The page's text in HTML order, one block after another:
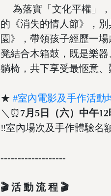
為落實「文化平權」，
的《消失的情人節》，
園》，帶領孩子經歷一
凳結合木箱鼓，既是樂
躺椅，共下享受最愜意、
★#室內電影及手作活動
＼⏰7月5日（六）中午
‼️室內場次及手作體驗名
-------------------
🎬 活 動 流 程 🎬